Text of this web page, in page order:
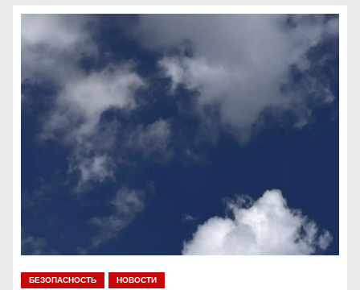
БЕЗОПАСНОСТЬ НОВОСТИ